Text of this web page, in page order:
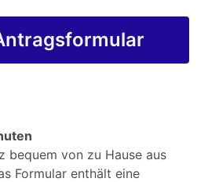
bequem von zu Hause aus
Formular enthält eine